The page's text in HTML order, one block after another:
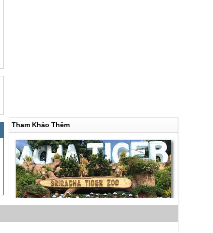
Tham Khảo Thêm